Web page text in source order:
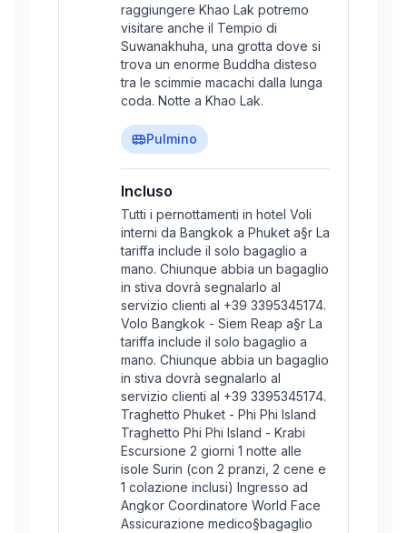
raggiungere Khao Lak potremo
visitare anche il Tempio di
Suwanakhuha, una grotta dove si
trova un enorme Buddha disteso
tra le scimmie macachi dalla lunga
coda. Notte a Khao Lak.
Pulmino
Incluso
Tutti i pernottamenti in hotel Voli
interni da Bangkok a Phuket a§r La
tariffa include il solo bagaglio a
mano. Chiunque abbia un bagaglio
in stiva dovrà segnalarlo al
servizio clienti al +39 3395345174.
Volo Bangkok - Siem Reap a§r La
tariffa include il solo bagaglio a
mano. Chiunque abbia un bagaglio
in stiva dovrà segnalarlo al
servizio clienti al +39 3395345174.
Traghetto Phuket - Phi Phi Island
Traghetto Phi Phi Island - Krabi
Escursione 2 giorni 1 notte alle
isole Surin (con 2 pranzi, 2 cene e
1 colazione inclusi) Ingresso ad
Angkor Coordinatore World Face
Assicurazione medico§bagaglio